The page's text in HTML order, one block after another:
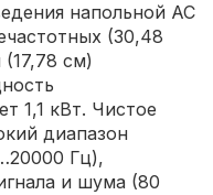
напольной АС
(30,48
см)
1,1 кВт. Чистое
диапазон
Гц),
и шума (80